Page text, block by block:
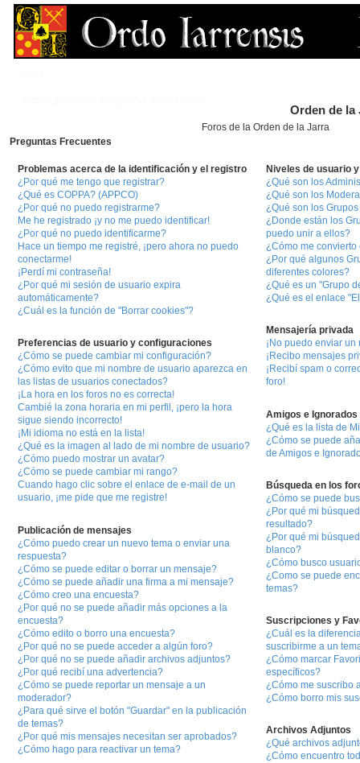
Orden de la
Foros de la Orden de la Jarra
Preguntas Frecuentes
Problemas acerca de la identificación y el registro
¿Por qué me tengo que registrar?
¿Qué es COPPA? (APPCO)
¿Por qué no puedo registrarme?
Me he registrado ¡y no me puedo identificar!
¿Por qué no puedo identificarme?
Hace un tiempo me registré, ¡pero ahora no puedo
conectarme!
¡Perdí mi contraseña!
¿Por qué mi sesión de usuario expira
automáticamente?
¿Cuál es la función de "Borrar cookies"?
Preferencias de usuario y configuraciones
¿Cómo se puede cambiar mi configuración?
¿Cómo evito que mi nombre de usuario aparezca en
las listas de usuarios conectados?
¡La hora en los foros no es correcta!
Cambié la zona horaria en mi perfil, ¡pero la hora
sigue siendo incorrecto!
¡Mi idioma no está en la lista!
¿Qué es la imagen al lado de mi nombre de usuario?
¿Cómo puedo mostrar un avatar?
¿Cómo se puede cambiar mi rango?
Cuando hago clic sobre el enlace de e-mail de un
usuario, ¡me pide que me registre!
Publicación de mensajes
¿Cómo puedo crear un nuevo tema o enviar una
respuesta?
¿Cómo se puede editar o borrar un mensaje?
¿Cómo se puede añadir una firma a mi mensaje?
¿Cómo creo una encuesta?
¿Por qué no se puede añadir más opciones a la
encuesta?
¿Cómo edito o borro una encuesta?
¿Por qué no se puede acceder a algún foro?
¿Por qué no se puede añadir archivos adjuntos?
¿Por qué recibí una advertencia?
¿Cómo se puede reportar un mensaje a un
moderador?
¿Para qué sirve el botón "Guardar" en la publicación
de temas?
¿Por qué mis mensajes necesitan ser aprobados?
¿Cómo hago para reactivar un tema?
Niveles de usuario
¿Qué son los
¿Qué son los
¿Qué son los
¿Donde están los
puedo unir a ellos?
¿Cómo me
¿Por qué algunos
diferentes colores?
¿Qué es un "Grupo
¿Qué es el enlace
Mensajería privada
¡No puedo enviar
¡Recibo mensajes
¡Recibí spam o
foro!
Amigos e Ignorados
¿Qué es la lista de
¿Cómo se puede
de Amigos e
Búsqueda en los
¿Cómo se puede
¿Por qué mi
resultado?
¿Por qué mi
blanco?
¿Cómo busco
¿Como se puede
temas?
Suscripciones y
¿Cuál es la
suscribirme a un
¿Cómo marcar
específicos?
¿Cómo me suscribo
¿Cómo borro mis
Archivos Adjuntos
¿Qué archivos
¿Cómo encuentro